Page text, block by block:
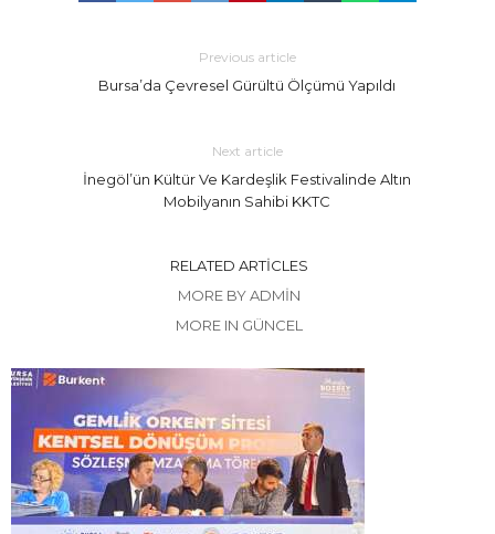
Previous article
Bursa’da Çevresel Gürültü Ölçümü Yapıldı
Next article
İnegöl’ün Kültür Ve Kardeşlik Festivalinde Altın
Mobilyanın Sahibi KKTC
RELATED ARTICLES
MORE BY ADMIN
MORE IN GÜNCEL